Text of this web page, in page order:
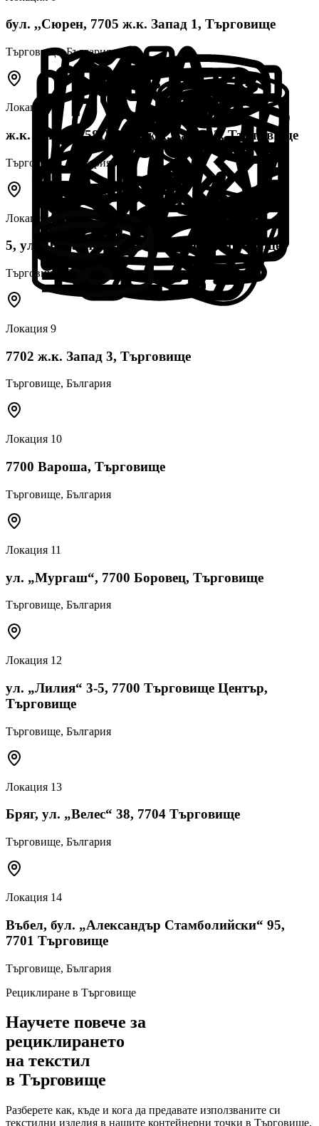
бул. ,,Сюрен, 7705 ж.к. Запад 1, Търговище
Търговище, България
Локация 7
ж.к. Запад 2 58Г, 7705 ж.к. Запад 2, Търговище
Търговище , България
Локация8
5, ул. „Беласица“, 7703 Вароша, Търговище
Търговище , България
Локация 9
7702 ж.к. Запад 3, Търговище
Търговище, България
Локация 10
7700 Вароша, Търговище
Търговище, България
Локация 11
ул. „Мургаш“, 7700 Боровец, Търговище
Търговище, България
Локация 12
ул. „Лилия“ 3-5, 7700 Търговище Център,
Търговище
Търговище, България
Локация 13
Бряг, ул. „Велес“ 38, 7704 Търговище
Търговище, България
Локация 14
Въбел, бул. „Александър Стамболийски“ 95,
7701 Търговище
Търговище, България
Рециклиране в Търговище
Научете повече за
рециклирането
на текстил
в Търговище
Разберете как, къде и кога да предавате използваните си
текстилни изделия в нашите контейнерни точки в Търговище.